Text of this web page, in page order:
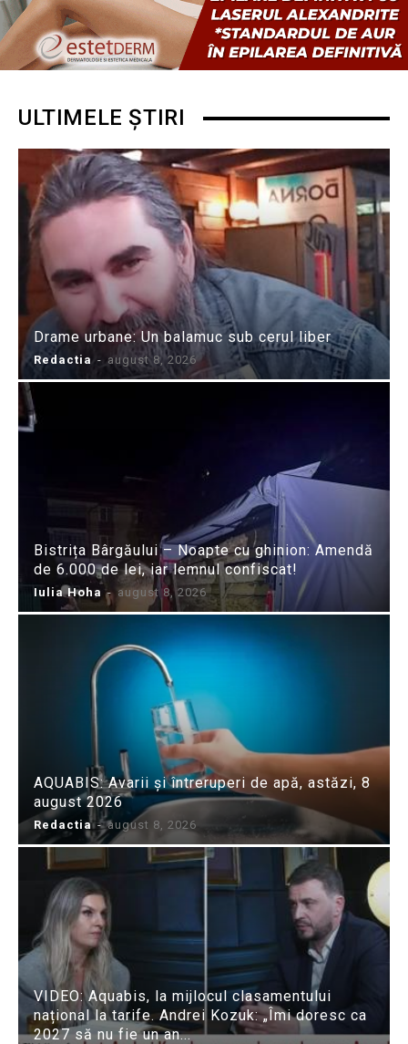
ULTIMELE ȘTIRI
Drame urbane: Un balamuc sub cerul liber
Redactia - august 8, 2026
Bistrița Bârgăului – Noapte cu ghinion: Amendă
de 6.000 de lei, iar lemnul confiscat!
Iulia Hoha - august 8, 2026
AQUABIS: Avarii și întreruperi de apă, astăzi, 8
august 2026
Redactia - august 8, 2026
VIDEO: Aquabis, la mijlocul clasamentului
național la tarife. Andrei Kozuk: „Îmi doresc ca
2027 să nu fie un an...